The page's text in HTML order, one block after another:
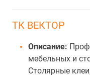
ТК ВЕКТОР
Описание:
мебельных и
Столярные